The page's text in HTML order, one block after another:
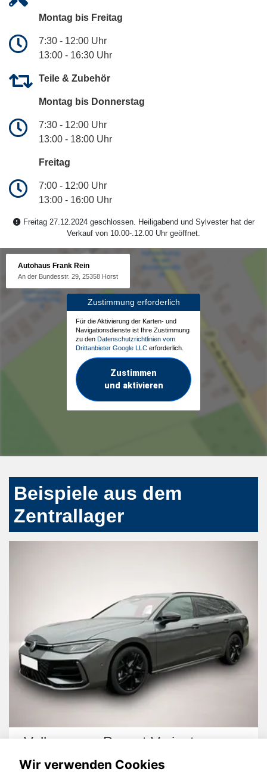
Montag bis Freitag
7:30 - 12:00 Uhr
13:00 - 16:30 Uhr
Teile & Zubehör
Montag bis Donnerstag
7:30 - 12:00 Uhr
13:00 - 18:00 Uhr
Freitag
7:00 - 12:00 Uhr
13:00 - 16:00 Uhr
Freitag 27.12.2024 geschlossen. Heiligabend und Sylvester hat der
Verkauf von 10.00-.12.00 Uhr geöffnet.
Autohaus Frank Rein
An der Bundesstr. 29, 25358 Horst
Zustimmung erforderlich
Für die Aktivierung der Karten- und
Navigationsdienste ist Ihre Zustimmung
zu den Datenschutzrichtlinien vom
Drittanbieter Google LLC erforderlich.
Zustimmen
und aktivieren
Beispiele aus dem
Zentrallager
Volkswagen Passat Variant
Wir verwenden Cookies